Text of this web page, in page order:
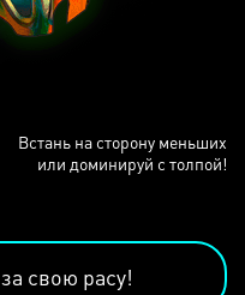
Встань на сторону меньших
или доминируй с толпой!
за свою расу!